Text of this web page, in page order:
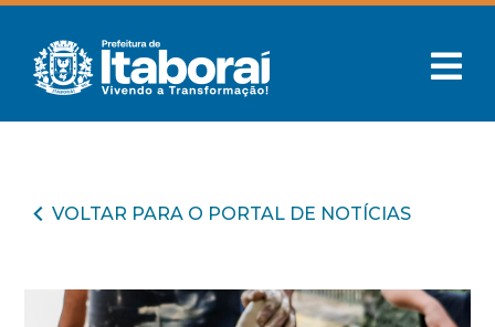
VOLTAR PARA O PORTAL DE NOTÍCIAS